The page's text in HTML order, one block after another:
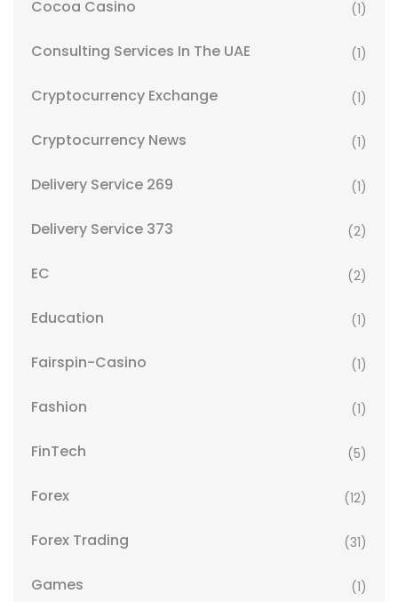
Cocoa Casino (1)
Consulting Services In The UAE (1)
Cryptocurrency Exchange (1)
Cryptocurrency News (1)
Delivery Service 269 (1)
Delivery Service 373 (2)
EC (2)
Education (1)
Fairspin-Casino (1)
Fashion (1)
FinTech (5)
Forex (12)
Forex Trading (31)
Games (1)